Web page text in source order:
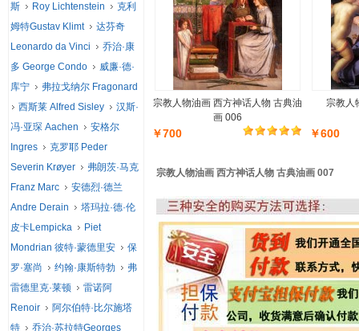
宗教人物油画 西方神话人物 古典油
画 006
￥700
宗教人
￥600
宗教人物油画 西方神话人物 古典油画 007
斯
Roy Lichtenstein
克利
姆特Gustav Klimt
达芬奇
Leonardo da Vinci
乔治·康
多 George Condo
威廉·德·
库宁
弗拉戈纳尔 Fragonard
西斯莱 Alfred Sisley
汉斯·
冯·亚琛 Aachen
安格尔
Ingres
克罗耶 Peder
Severin Krøyer
弗朗茨·马克
Franz Marc
安德烈·德兰
Andre Derain
塔玛拉·德·伦
皮卡Lempicka
Piet
Mondrian 彼特·蒙德里安
保
罗·塞尚
约翰·康斯特勃
弗
雷德里克·莱顿
雷诺阿
Renoir
阿尔伯特·比尔施塔
特
乔治·苏拉特Georges